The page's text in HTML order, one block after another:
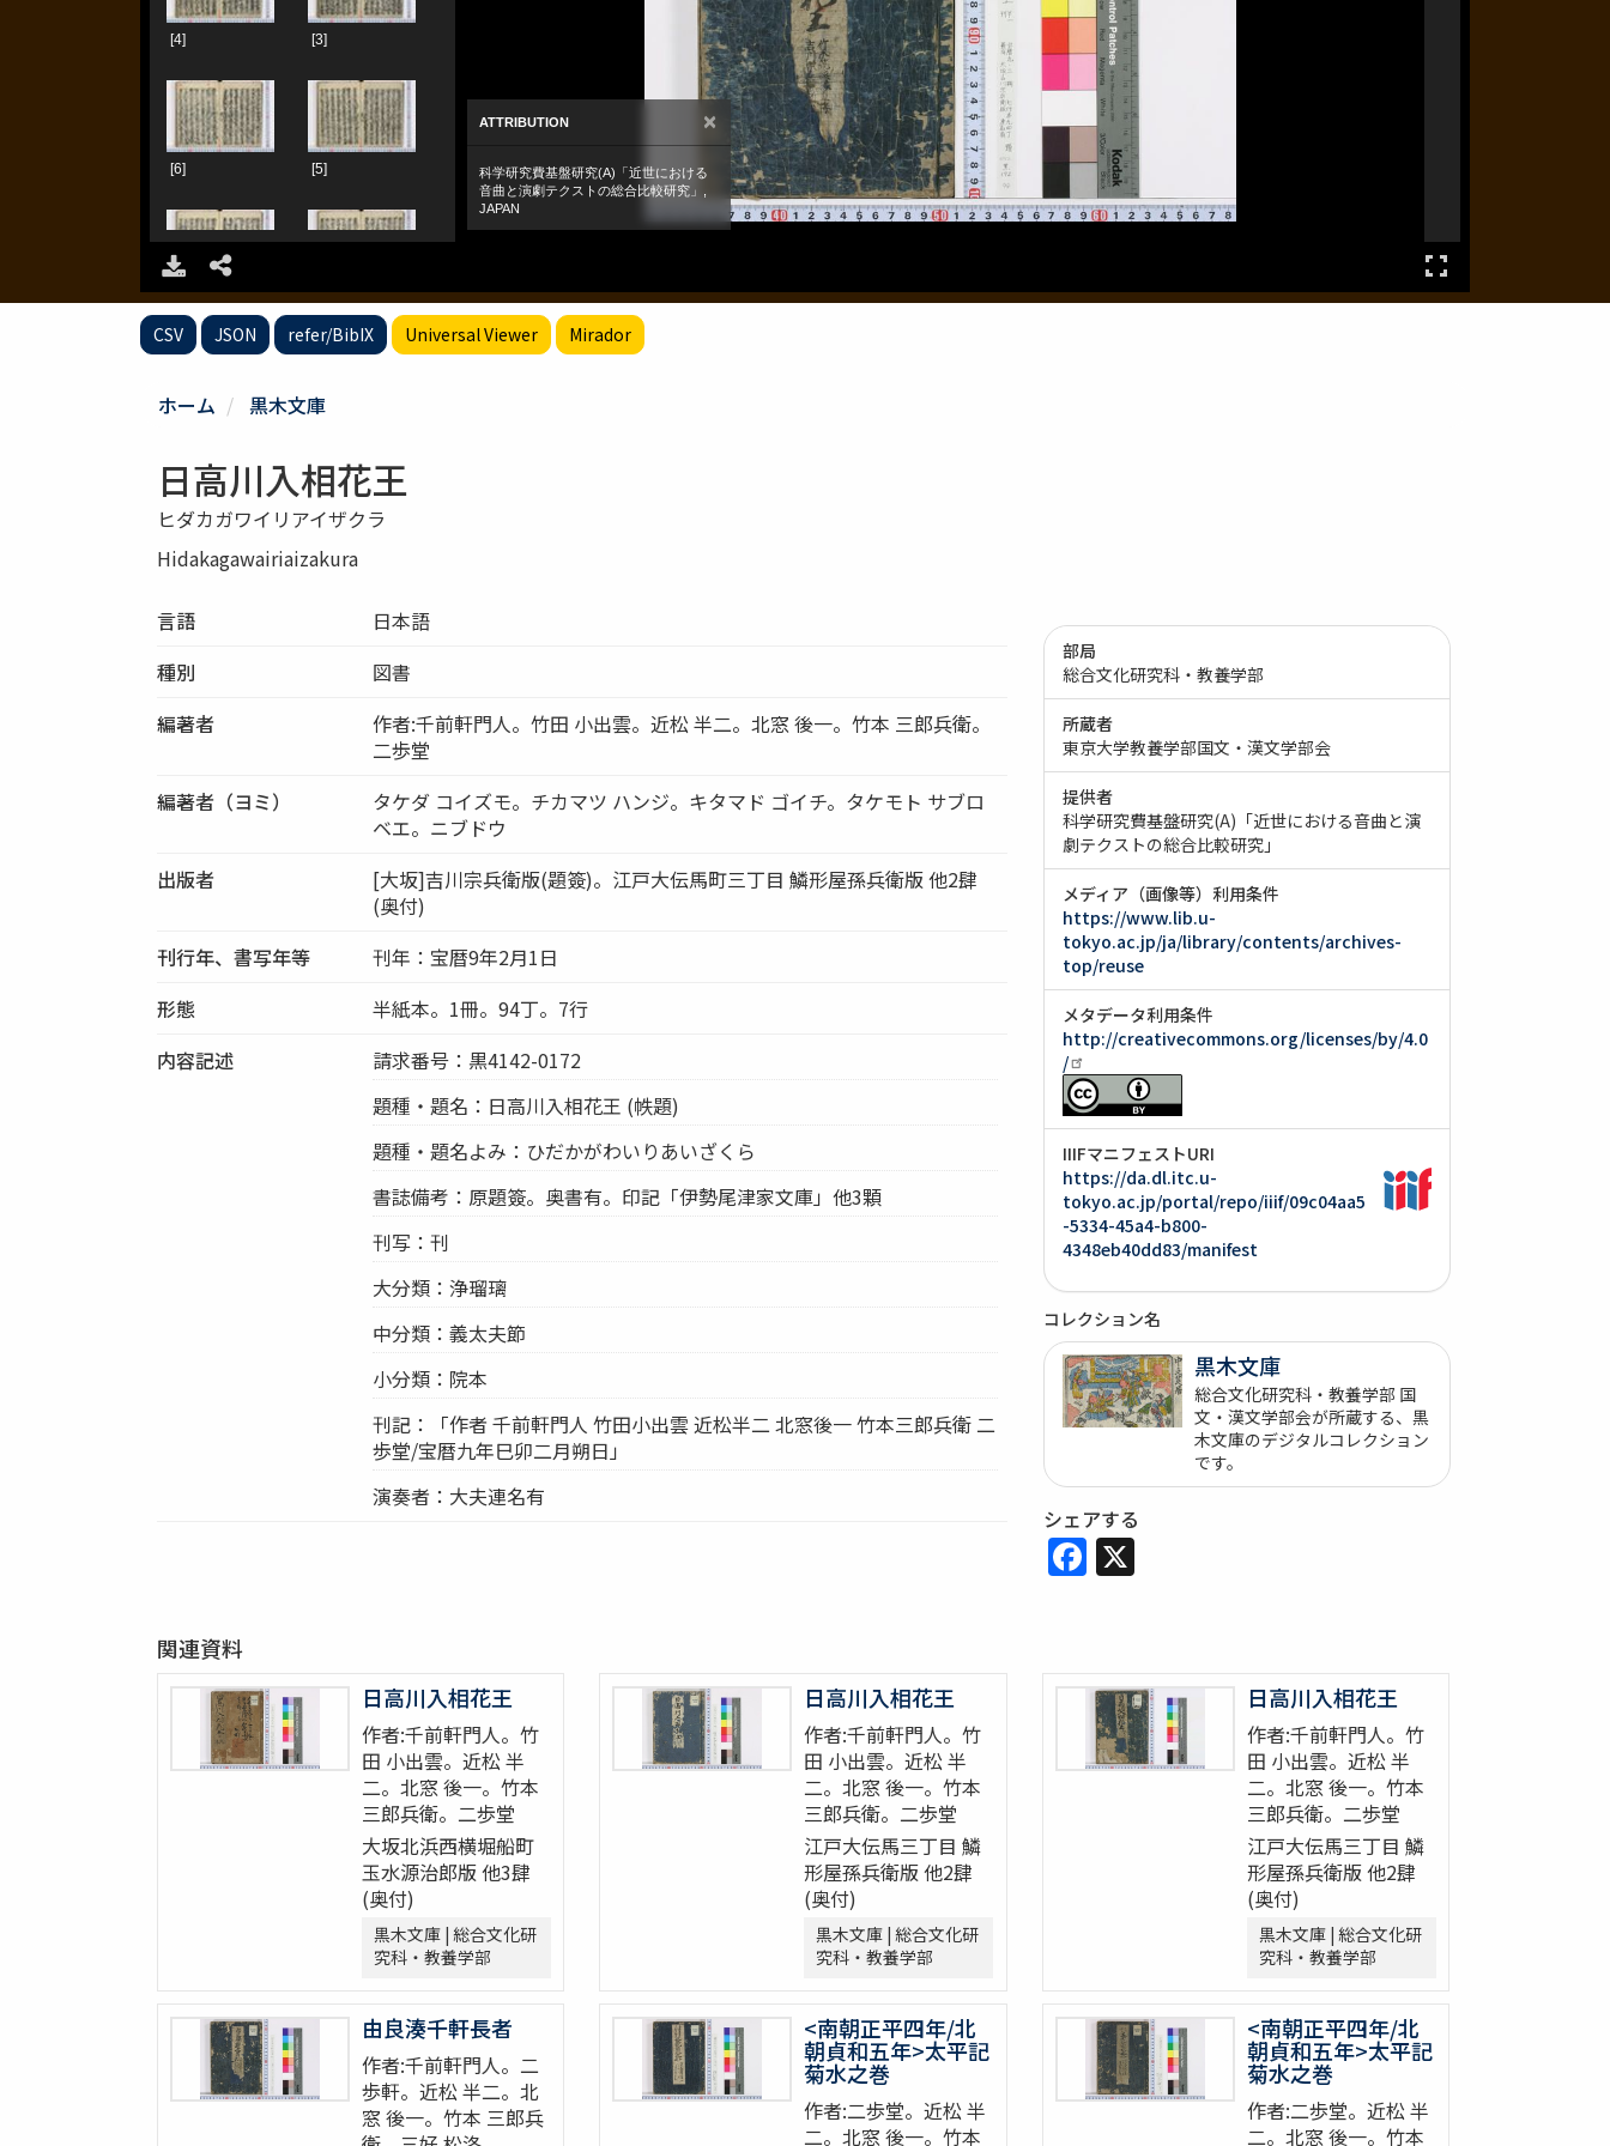
CSV JSON refer/BibIX Universal Viewer Mirador
ホーム 黒木文庫
日高川入相花王
ヒダカガワイリアイザクラ
Hidakagawairiaizakura
言語
日本語
種別
図書
編著者
作者:千前軒門人。竹田 小出雲。近松 半二。北窓 後一。竹本 三郎兵衛。
二歩堂
編著者（ヨミ）
タケダ コイズモ。チカマツ ハンジ。キタマド ゴイチ。タケモト サブロ
ベエ。ニブドウ
出版者
[大坂]吉川宗兵衛版(題簽)。江戸大伝馬町三丁目 鱗形屋孫兵衛版 他2肆
(奥付)
刊行年、書写年等
刊年：宝暦9年2月1日
形態
半紙本。1冊。94丁。7行
内容記述
請求番号：黒4142-0172
題種・題名：日高川入相花王 (帙題)
題種・題名よみ：ひだかがわいりあいざくら
書誌備考：原題簽。奥書有。印記「伊勢尾津家文庫」他3顆
刊写：刊
大分類：浄瑠璃
中分類：義太夫節
小分類：院本
刊記：「作者 千前軒門人 竹田小出雲 近松半二 北窓後一 竹本三郎兵衛 二
歩堂/宝暦九年巳卯二月朔日」
演奏者：大夫連名有
部局
総合文化研究科・教養学部
所蔵者
東京大学教養学部国文・漢文学部会
提供者
科学研究費基盤研究(A)「近世における音曲と演
劇テクストの総合比較研究」
メディア（画像等）利用条件
https://www.lib.u-
tokyo.ac.jp/ja/library/contents/archives-
top/reuse
メタデータ利用条件
http://creativecommons.org/licenses/by/4.0
/
IIIFマニフェストURI
https://da.dl.itc.u-
tokyo.ac.jp/portal/repo/iiif/09c04aa5
-5334-45a4-b800-
4348eb40dd83/manifest
コレクション名
黒木文庫
総合文化研究科・教養学部 国
文・漢文学部会が所蔵する、黒
木文庫のデジタルコレクション
です。
シェアする
Facebook
X
関連資料
日高川入相花王
作者:千前軒門人。竹
田 小出雲。近松 半
二。北窓 後一。竹本
三郎兵衛。二歩堂
大坂北浜西横堀船町
玉水源治郎版 他3肆
(奥付)
黒木文庫 | 総合文化研
究科・教養学部
日高川入相花王
作者:千前軒門人。竹
田 小出雲。近松 半
二。北窓 後一。竹本
三郎兵衛。二歩堂
江戸大伝馬三丁目 鱗
形屋孫兵衛版 他2肆
(奥付)
黒木文庫 | 総合文化研
究科・教養学部
日高川入相花王
作者:千前軒門人。竹
田 小出雲。近松 半
二。北窓 後一。竹本
三郎兵衛。二歩堂
江戸大伝馬三丁目 鱗
形屋孫兵衛版 他2肆
(奥付)
黒木文庫 | 総合文化研
究科・教養学部
由良湊千軒長者
作者:千前軒門人。二
歩軒。近松 半二。北
窓 後一。竹本 三郎兵
<南朝正平四年/北
朝貞和五年>太平記
菊水之巻
作者:二歩堂。近松 半
二。北窓 後一。竹本
<南朝正平四年/北
朝貞和五年>太平記
菊水之巻
作者:二歩堂。近松 半
二。北窓 後一。竹本